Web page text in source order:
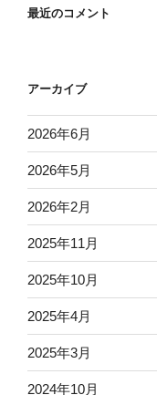
最近のコメント
アーカイブ
2026年6月
2026年5月
2026年2月
2025年11月
2025年10月
2025年4月
2025年3月
2024年10月